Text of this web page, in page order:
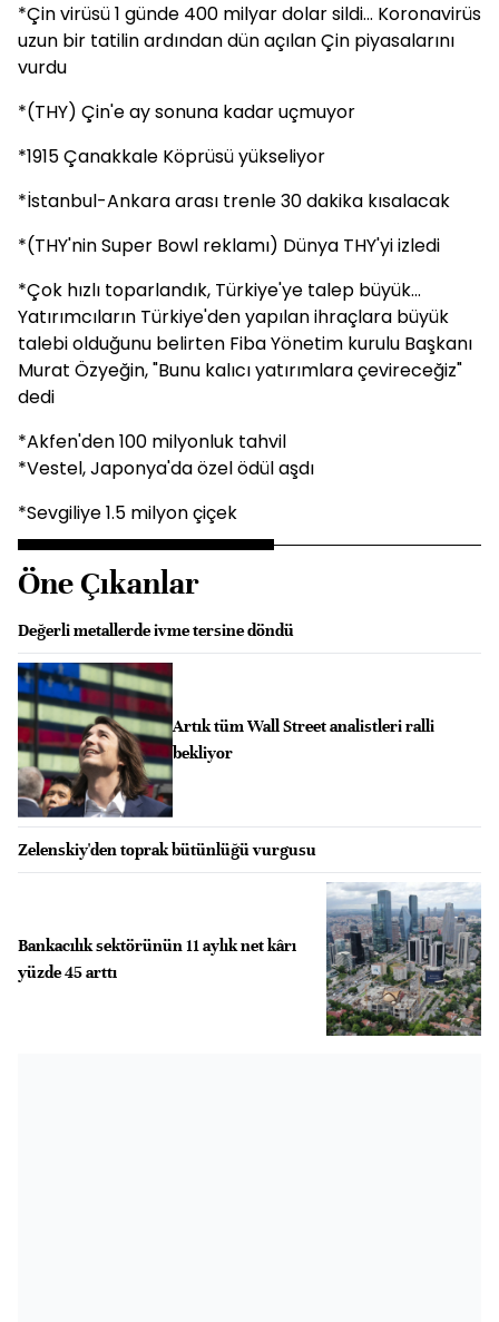
*Çin virüsü 1 günde 400 milyar dolar sildi... Koronavirüs
uzun bir tatilin ardından dün açılan Çin piyasalarını
vurdu
*(THY) Çin'e ay sonuna kadar uçmuyor
*1915 Çanakkale Köprüsü yükseliyor
*İstanbul-Ankara arası trenle 30 dakika kısalacak
*(THY'nin Super Bowl reklamı) Dünya THY'yi izledi
*Çok hızlı toparlandık, Türkiye'ye talep büyük...
Yatırımcıların Türkiye'den yapılan ihraçlara büyük
talebi olduğunu belirten Fiba Yönetim kurulu Başkanı
Murat Özyeğin, "Bunu kalıcı yatırımlara çevireceğiz"
dedi
*Akfen'den 100 milyonluk tahvil
*Vestel, Japonya'da özel ödül aşdı
*Sevgiliye 1.5 milyon çiçek
Öne Çıkanlar
Değerli metallerde ivme tersine döndü
Artık tüm Wall Street analistleri ralli
bekliyor
Zelenskiy'den toprak bütünlüğü vurgusu
Bankacılık sektörünün 11 aylık net kârı
yüzde 45 arttı